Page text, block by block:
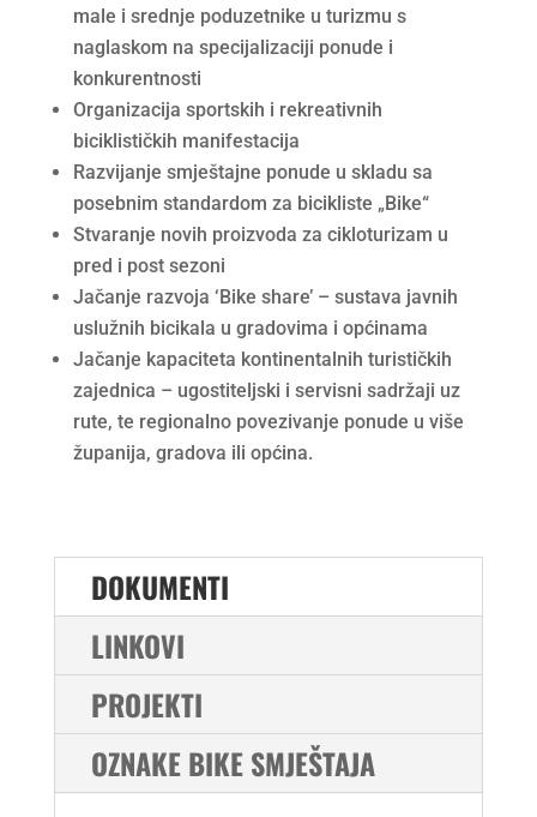
male i srednje poduzetnike u turizmu s
naglaskom na specijalizaciji ponude i
konkurentnosti
Organizacija sportskih i rekreativnih
biciklističkih manifestacija
Razvijanje smještajne ponude u skladu sa
posebnim standardom za bicikliste „Bike“
Stvaranje novih proizvoda za cikloturizam u
pred i post sezoni
Jačanje razvoja ‘Bike share’ – sustava javnih
uslužnih bicikala u gradovima i općinama
Jačanje kapaciteta kontinentalnih turističkih
zajednica – ugostiteljski i servisni sadržaji uz
rute, te regionalno povezivanje ponude u više
županija, gradova ili općina.
DOKUMENTI
LINKOVI
PROJEKTI
OZNAKE BIKE SMJEŠTAJA